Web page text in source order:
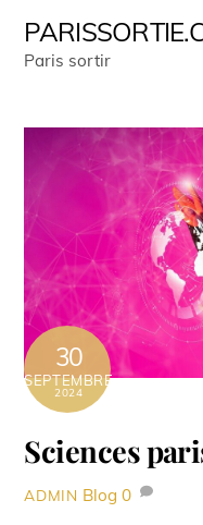
Paris sortir
30
SEPTEMBRE
2024
Sciences
ADMIN Blog 0